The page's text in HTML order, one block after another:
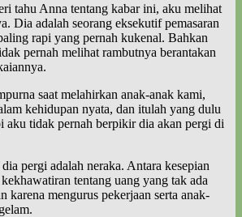
tahu Anna tentang kabar ini, aku melihat
Dia adalah seorang eksekutif pemasaran
rapi yang pernah kukenal. Bahkan
pernah melihat rambutnya berantakan
saat melahirkan anak-anak kami,
kehidupan nyata, dan itulah yang dulu
aku tidak pernah berpikir dia akan pergi di
pergi adalah neraka. Antara kesepian
tentang uang yang tak ada
karena mengurus pekerjaan serta anak-